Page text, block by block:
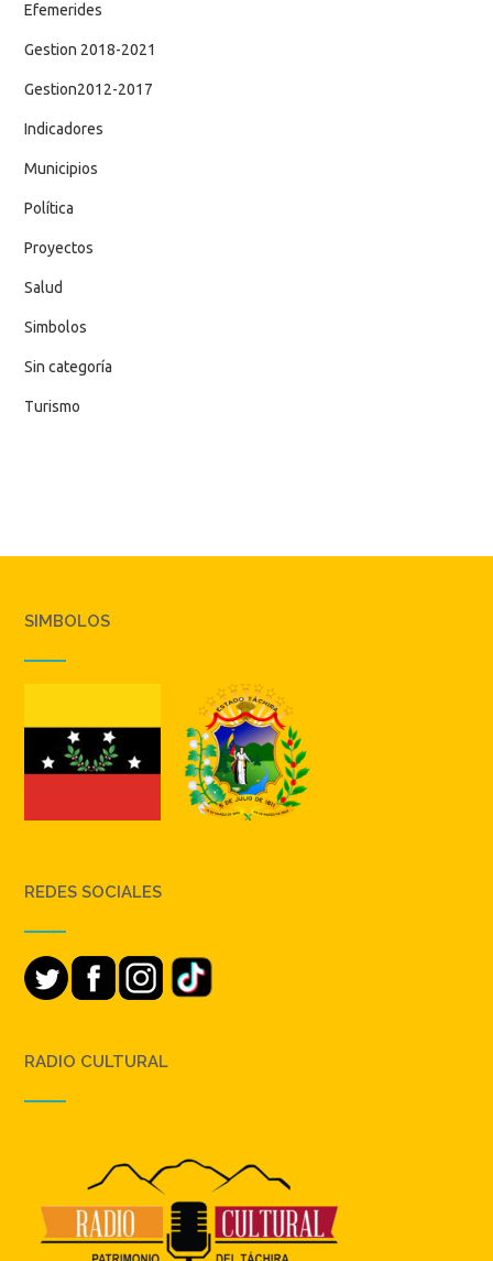
Efemerides
Gestion 2018-2021
Gestion2012-2017
Indicadores
Municipios
Política
Proyectos
Salud
Simbolos
Sin categoría
Turismo
SIMBOLOS
REDES SOCIALES
RADIO CULTURAL